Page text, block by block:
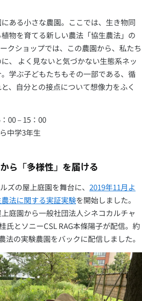
ある小さな農園。ここでは、生き物同
物を育てる新しい農法「協生農法」の
クショップでは、この農園から、私たち
、 よく見ないと気づかない生態系ネッ
学ぶ子どもたちもその一部である、循
、自分との接点について想像力をふく
00 – 15：00
中学3年生
ら「多様性」を届ける
ズの屋上庭園を舞台に、 2019年11月よ
法に関する実証実験を開始しました。
庭園から一般社団法人シネコカルチャ
氏とソニーCSL RAG本條陽子が配信。約
法の実験農園をバックに配信しました。